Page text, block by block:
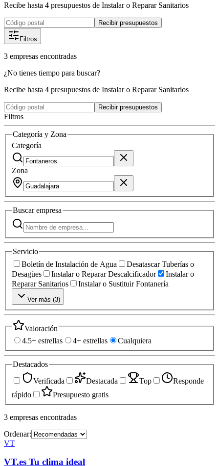
Recibe hasta 4 presupuestos de Instalar o Reparar Sanitarios
Recibir presupuestos
Filtros
3 empresas encontradas
¿No tienes tiempo para buscar?
Recibe hasta 4 presupuestos de Instalar o Reparar Sanitarios
Recibir presupuestos
Filtros
Categoría y Zona
Categoría
Zona
Buscarempresa
Servicio
Boletín de Instalación de Agua
Desatascar Tuberías o
Desagües
Instalar o Reparar Descalcificador
Instalar o
Reparar Sanitarios
Instalar o Sustituir Fontanería
Ver más (3)
Valoración
4.5+ estrellas
4+ estrellas Cualquiera
Destacados
Verificada
Destacada Top
Responde
rápido
Presupuesto gratis
3 empresas encontradas
Ordenar:
VT
VT.es Tu clima ideal